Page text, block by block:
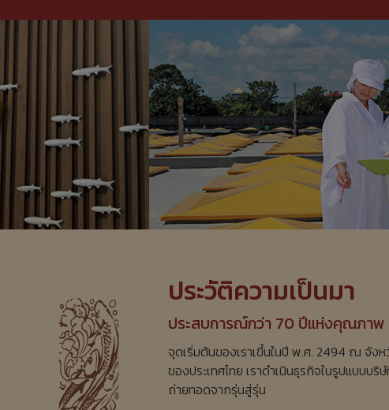
ประวัติความเป็นมา
ประสบการณ์กว่า 70 ปีแห่งคุณภาพ
จุดเริ่มต้นของเราเขึ้นในปี พ.ศ. 2494 ณ จัง
ของประเทศไทย เราดำเนินธุรกิจในรูปแบบ
ถ่ายทอดจากรุ่นสู่รุ่น